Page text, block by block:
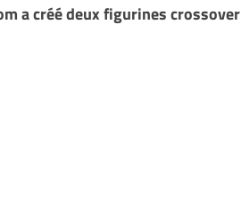
a créé deux figurines crossover